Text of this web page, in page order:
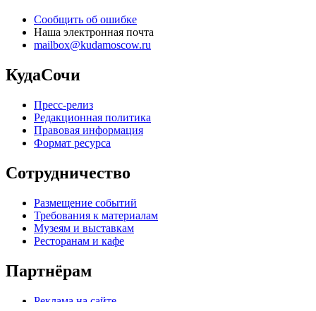
Сообщить об ошибке
Наша электронная почта
mailbox@kudamoscow.ru
КудаСочи
Пресс-релиз
Редакционная политика
Правовая информация
Формат ресурса
Сотрудничество
Размещение событий
Требования к материалам
Музеям и выставкам
Ресторанам и кафе
Партнёрам
Реклама на сайте